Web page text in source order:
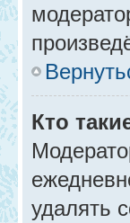
Кто
удалять